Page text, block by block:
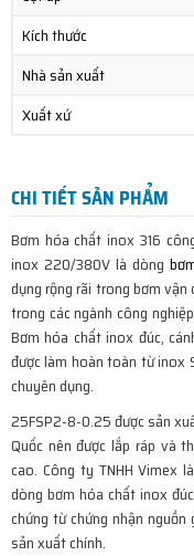
Kích thước
Nhà sản xuất
Xuất xứ
CHI TIẾT SẢN PHẨM
Bơm hóa chất inox 316
inox 220/380V là dòng
dụng rộng rãi trong bơm
trong các ngành công
Bơm hóa chất inox đúc,
được làm hoàn toàn từ inox
chuyên dụng.
25FSP2-8-0.25 được sản
Quốc nên được lắp ráp và
cao. Công ty TNHH Vimex
dòng bơm hóa chất inox
chứng từ chứng nhận
sản xuất chính.